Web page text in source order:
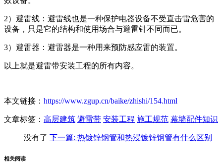
2）避雷线：避雷线也是一种保护电器设备不受直击雷危害的
设备，只是它的结构和使用场合与避雷针不同而已。
3）避雷器：避雷器是一种用来预防感应雷的装置。
以上就是避雷带安装工程的所有内容。
本文链接： https://www.zgup.cn/baike/zhishi/154.html
文章标签： 高层建筑 避雷带 安装工程 施工规范 幕墙配件知识
没有了 下一篇: 热镀锌钢管和热浸镀锌钢管有什么区别
相关阅读